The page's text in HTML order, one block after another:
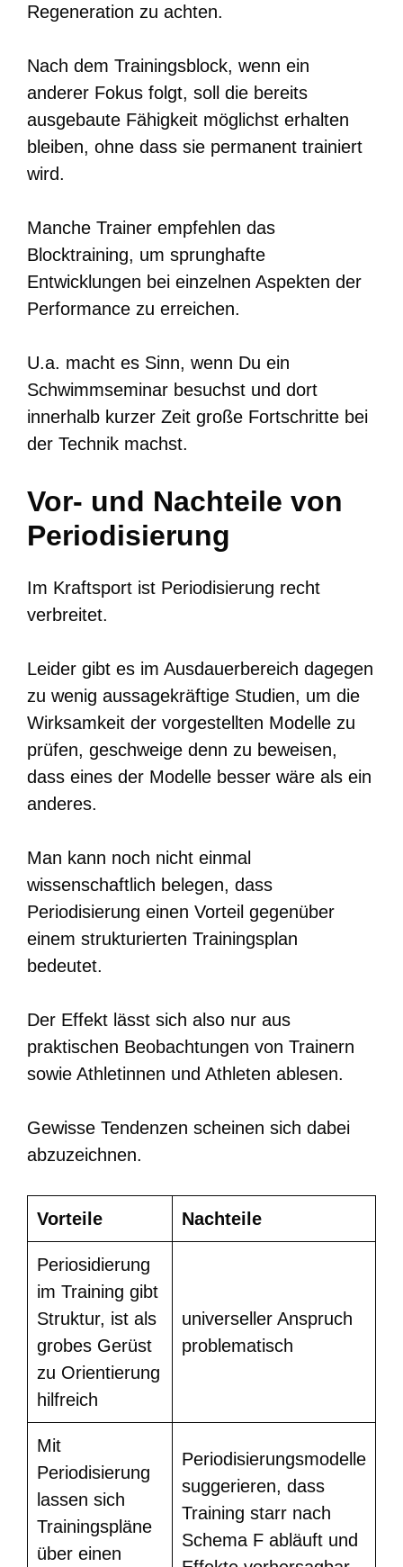
Regeneration zu achten.
Nach dem Trainingsblock, wenn ein
anderer Fokus folgt, soll die bereits
ausgebaute Fähigkeit möglichst erhalten
bleiben, ohne dass sie permanent trainiert
wird.
Manche Trainer empfehlen das
Blocktraining, um sprunghafte
Entwicklungen bei einzelnen Aspekten der
Performance zu erreichen.
U.a. macht es Sinn, wenn Du ein
Schwimmseminar besuchst und dort
innerhalb kurzer Zeit große Fortschritte bei
der Technik machst.
Vor- und Nachteile von
Periodisierung
Im Kraftsport ist Periodisierung recht
verbreitet.
Leider gibt es im Ausdauerbereich dagegen
zu wenig aussagekräftige Studien, um die
Wirksamkeit der vorgestellten Modelle zu
prüfen, geschweige denn zu beweisen,
dass eines der Modelle besser wäre als ein
anderes.
Man kann noch nicht einmal
wissenschaftlich belegen, dass
Periodisierung einen Vorteil gegenüber
einem strukturierten Trainingsplan
bedeutet.
Der Effekt lässt sich also nur aus
praktischen Beobachtungen von Trainern
sowie Athletinnen und Athleten ablesen.
Gewisse Tendenzen scheinen sich dabei
abzuzeichnen.
Vorteile Nachteile
Periosidierung
im Training gibt
Struktur, ist als
grobes Gerüst
zu Orientierung
hilfreich
universeller Anspruch
problematisch
Mit
Periodisierung
lassen sich
Trainingspläne
über einen
Periodisierungsmodelle
suggerieren, dass
Training starr nach
Schema F abläuft und